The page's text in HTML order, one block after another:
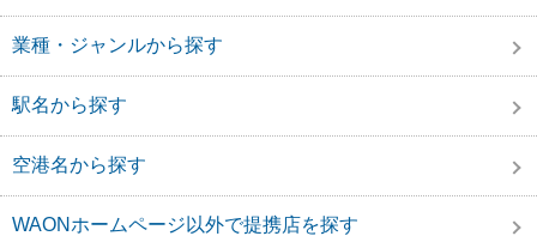
業種・ジャンルから探す
駅名から探す
空港名から探す
WAONホームページ以外で提携店を探す